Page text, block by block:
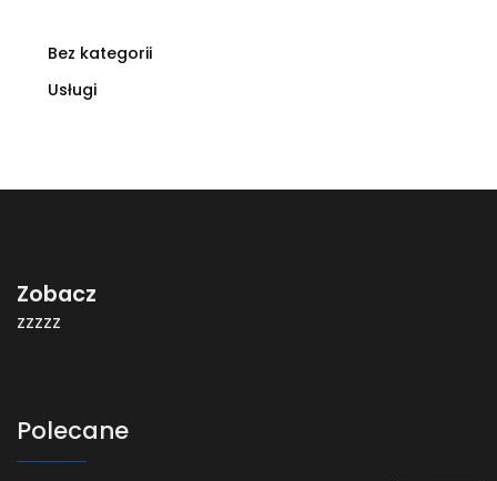
Bez kategorii
Usługi
Zobacz
zzzzz
Polecane